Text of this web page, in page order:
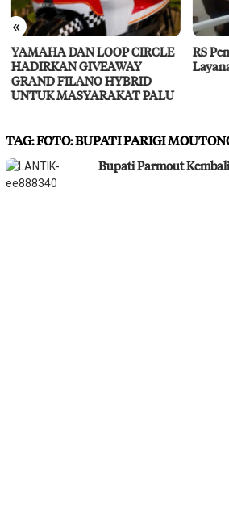
«
YAMAHA DAN LOOP CIRCLE
HADIRKAN GIVEAWAY
GRAND FILANO HYBRID
UNTUK MASYARAKAT PALU
RS
TAG:FOTO: BUPATI PARIGI
Bupati Parmout